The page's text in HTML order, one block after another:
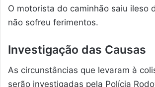
O motorista do caminhão saiu ileso
não sofreu ferimentos.
Investigação das Causas
As circunstâncias que levaram à
serão investigadas pela Polícia